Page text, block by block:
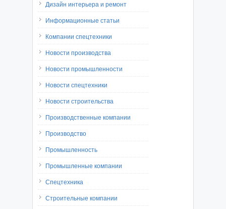
Дизайн интерьера и ремонт
Информационные статьи
Компании спецтехники
Новости производства
Новости промышленности
Новости спецтехники
Новости строительства
Производственные компании
Производство
Промышленность
Промышленные компании
Спецтехника
Строительные компании